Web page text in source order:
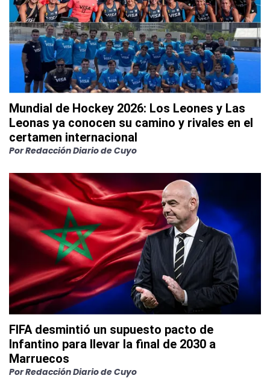
Mundial de Hockey 2026: Los Leones y Las
Leonas ya conocen su camino y rivales en el
certamen internacional
PorRedacción Diario de Cuyo
FIFA desmintió un supuesto pacto de
Infantino para llevar la final de 2030 a
Marruecos
PorRedacción Diario de Cuyo